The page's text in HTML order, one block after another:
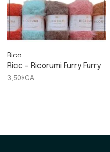
Rico
Rico - Ricorumi Furry Furry
3,50$CA